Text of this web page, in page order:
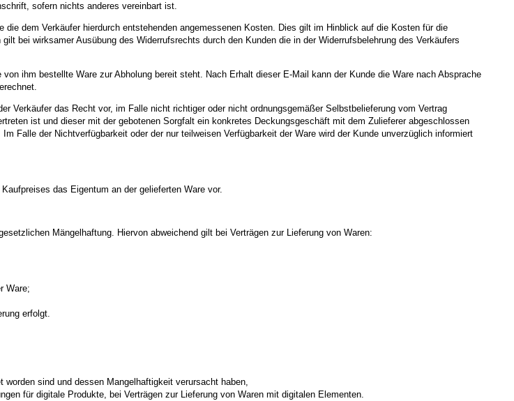
sofern nichts anderes vereinbart ist.
dem Verkäufer hierdurch entstehenden angemessenen Kosten. Dies gilt im Hinblick auf die Kosten für die
bei wirksamer Ausübung des Widerrufsrechts durch den Kunden die in der Widerrufsbelehrung des Verkäufers
ihm bestellte Ware zur Abholung bereit steht. Nach Erhalt dieser E-Mail kann der Kunde die Ware nach Absprache
Verkäufer das Recht vor, im Falle nicht richtiger oder nicht ordnungsgemäßer Selbstbelieferung vom Vertrag
ist und dieser mit der gebotenen Sorgfalt ein konkretes Deckungsgeschäft mit dem Zulieferer abgeschlossen
Falle der Nichtverfügbarkeit oder der nur teilweisen Verfügbarkeit der Ware wird der Kunde unverzüglich informiert
das Eigentum an der gelieferten Ware vor.
Mängelhaftung. Hiervon abweichend gilt bei Verträgen zur Lieferung von Waren:
Ware;
erfolgt.
sind und dessen Mangelhaftigkeit verursacht haben,
für digitale Produkte, bei Verträgen zur Lieferung von Waren mit digitalen Elementen.